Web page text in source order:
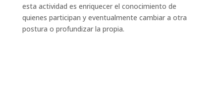
esta actividad es enriquecer el conocimiento de
quienes participan y eventualmente cambiar a otra
postura o profundizar la propia.